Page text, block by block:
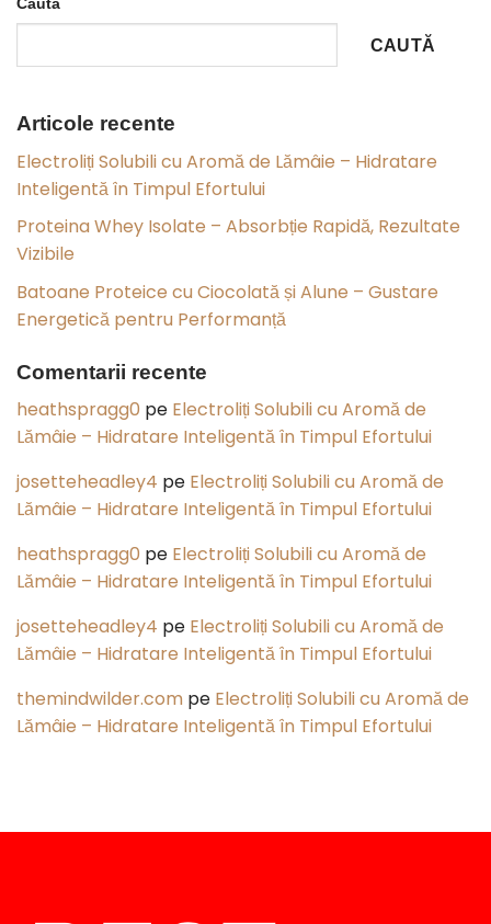
CAUTĂ
Articole recente
Electroliți Solubili cu Aromă de Lămâie – Hidratare
Inteligentă în Timpul Efortului
Proteina Whey Isolate – Absorbție Rapidă, Rezultate
Vizibile
Batoane Proteice cu Ciocolată și Alune – Gustare
Energetică pentru Performanță
Comentarii recente
heathspragg0 pe Electroliți Solubili cu Aromă de
Lămâie – Hidratare Inteligentă în Timpul Efortului
josetteheadley4 pe Electroliți Solubili cu Aromă de
Lămâie – Hidratare Inteligentă în Timpul Efortului
heathspragg0 pe Electroliți Solubili cu Aromă de
Lămâie – Hidratare Inteligentă în Timpul Efortului
josetteheadley4 pe Electroliți Solubili cu Aromă de
Lămâie – Hidratare Inteligentă în Timpul Efortului
themindwilder.com pe Electroliți Solubili cu Aromă de
Lămâie – Hidratare Inteligentă în Timpul Efortului